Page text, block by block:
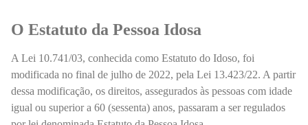
O Estatuto da Pessoa Idosa
A Lei 10.741/03, conhecida como Estatuto do Idoso, foi
modificada no final de julho de 2022, pela Lei 13.423/22. A partir
dessa modificação, os direitos, assegurados às pessoas com idade
igual ou superior a 60 (sessenta) anos, passaram a ser regulados